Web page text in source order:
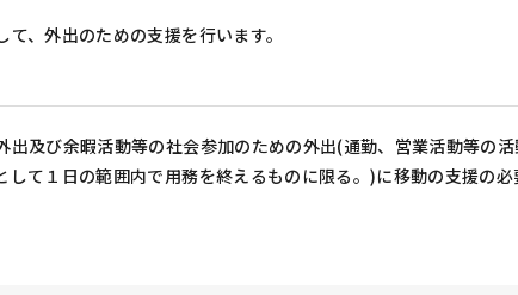
、外出のための支援を行います。
出及び余暇活動等の社会参加のための外出(通勤、営業活動等の
て１日の範囲内で用務を終えるものに限る。)に移動の支援の必